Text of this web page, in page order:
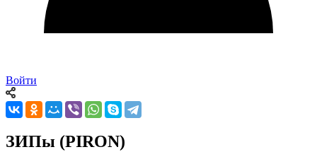
Войти
ЗИПы (PIRON)